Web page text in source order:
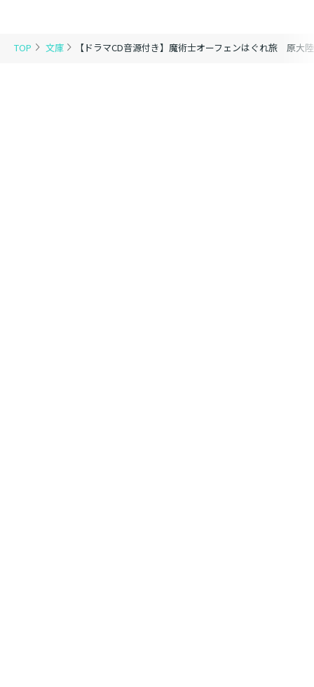
TOP 文庫 【ドラマCD音源付き】魔術士オーフェンはぐれ旅 原大